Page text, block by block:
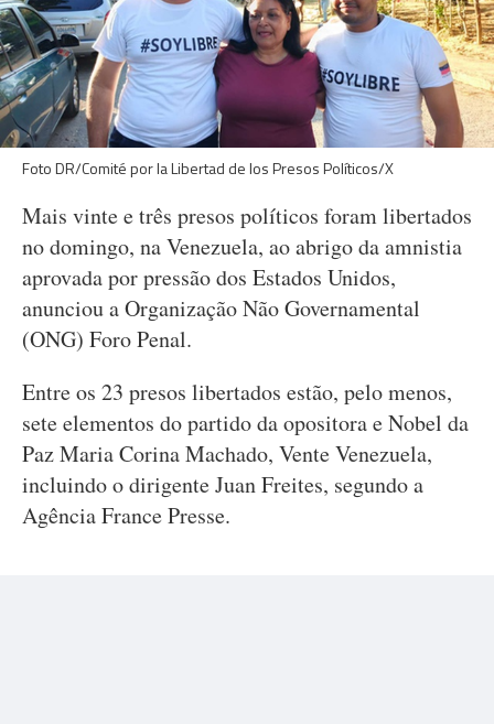
Foto DR/Comité por la Libertad de los Presos Políticos/X
Mais vinte e três presos políticos foram libertados
no domingo, na Venezuela, ao abrigo da amnistia
aprovada por pressão dos Estados Unidos,
anunciou a Organização Não Governamental
(ONG) Foro Penal.
Entre os 23 presos libertados estão, pelo menos,
sete elementos do partido da opositora e Nobel da
Paz Maria Corina Machado, Vente Venezuela,
incluindo o dirigente Juan Freites, segundo a
Agência France Presse.